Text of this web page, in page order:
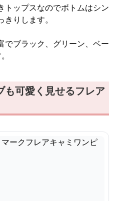
トップスなのでボトムはシン
りします。
でブラック、グリーン、ベー
も可愛く見せるフレア